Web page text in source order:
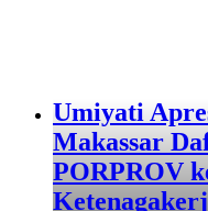
Umiyati
Makassar
PORPROV